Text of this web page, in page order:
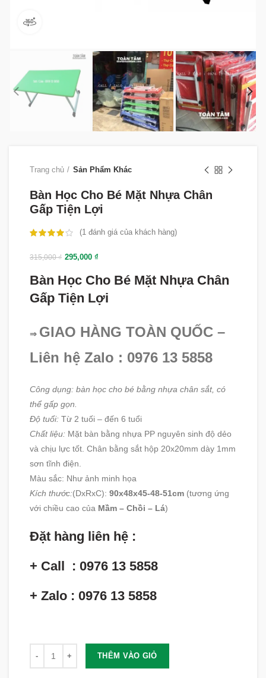
Trang chủ Sản Phẩm Khác
Bàn Học Cho Bé Mặt Nhựa Chân
Gấp Tiện Lợi
(1 đánh giá của khách hàng)
315,000₫ 295,000 ₫
Bàn Học Cho Bé Mặt Nhựa Chân
Gấp Tiện Lợi
⇒ GIAO HÀNG TOÀN QUỐC –
Liên hệ Zalo : 0976 13 5858
Công dụng: bàn học cho bé bằng nhựa chân sắt, có
thể gấp gọn.
Độ tuổi: Từ 2 tuối – đến 6 tuổi
Chất liệu: Mặt bàn bằng nhựa PP nguyên sinh độ dẻo
và chịu lực tốt. Chân bằng sắt hộp 20x20mm dày 1mm
sơn tĩnh điện.
Màu sắc: Như ảnh minh họa
Kích thước:(DxRxC): 90x48x45-48-51cm (tương ứng
với chiều cao của Mầm – Chồi – Lá)
Đặt hàng liên hệ :
+ Call : 0976 13 5858
+ Zalo : 0976 13 5858
THÊM VÀO GIỎ